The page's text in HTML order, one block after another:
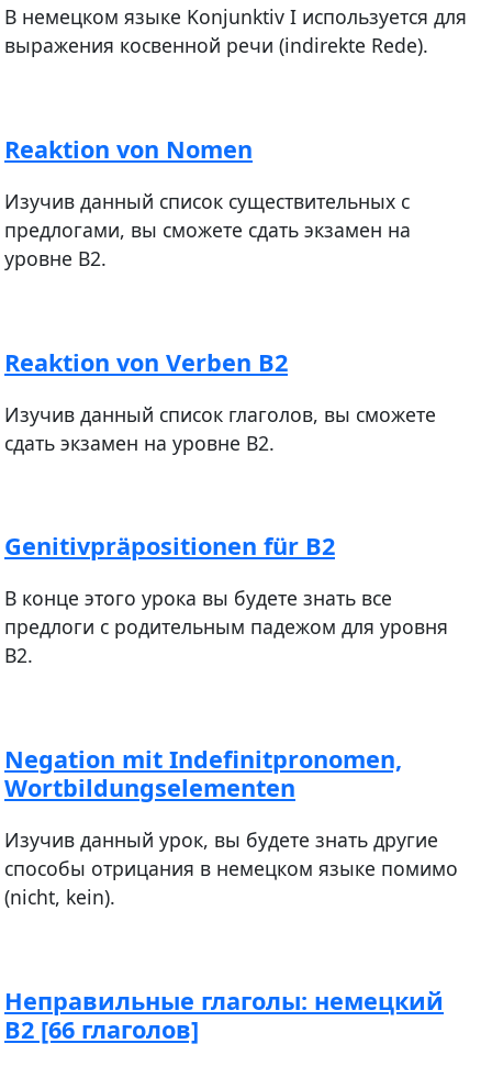
В немецком языке Konjunktiv I используется для
выражения косвенной речи (indirekte Rede).
Reaktion von Nomen
Изучив данный список существительных с
предлогами, вы сможете сдать экзамен на
уровне В2.
Reaktion von Verben B2
Изучив данный список глаголов, вы сможете
сдать экзамен на уровне В2.
Genitivpräpositionen für B2
В конце этого урока вы будете знать все
предлоги с родительным падежом для уровня
В2.
Negation mit Indefinitpronomen,
Wortbildungselementen
Изучив данный урок, вы будете знать другие
способы отрицания в немецком языке помимо
(nicht, kein).
Неправильные глаголы: немецкий
В2 [66 глаголов]